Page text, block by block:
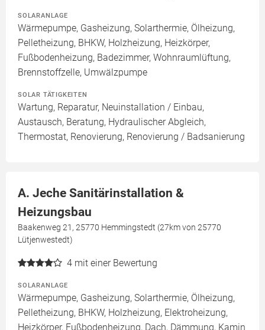
SOLARANLAGE
Wärmepumpe, Gasheizung, Solarthermie, Ölheizung,
Pelletheizung, BHKW, Holzheizung, Heizkörper,
Fußbodenheizung, Badezimmer, Wohnraumlüftung,
Brennstoffzelle, Umwälzpumpe
SOLAR TÄTIGKEITEN
Wartung, Reparatur, Neuinstallation / Einbau,
Austausch, Beratung, Hydraulischer Abgleich,
Thermostat, Renovierung, Renovierung / Badsanierung
A. Jeche Sanitärinstallation &
Heizungsbau
Baakenweg 21, 25770 Hemmingstedt (27km von 25770
Lütjenwestedt)
4 mit einer Bewertung
SOLARANLAGE
Wärmepumpe, Gasheizung, Solarthermie, Ölheizung,
Pelletheizung, BHKW, Holzheizung, Elektroheizung,
Heizkörper, Fußbodenheizung, Dach, Dämmung, Kamin